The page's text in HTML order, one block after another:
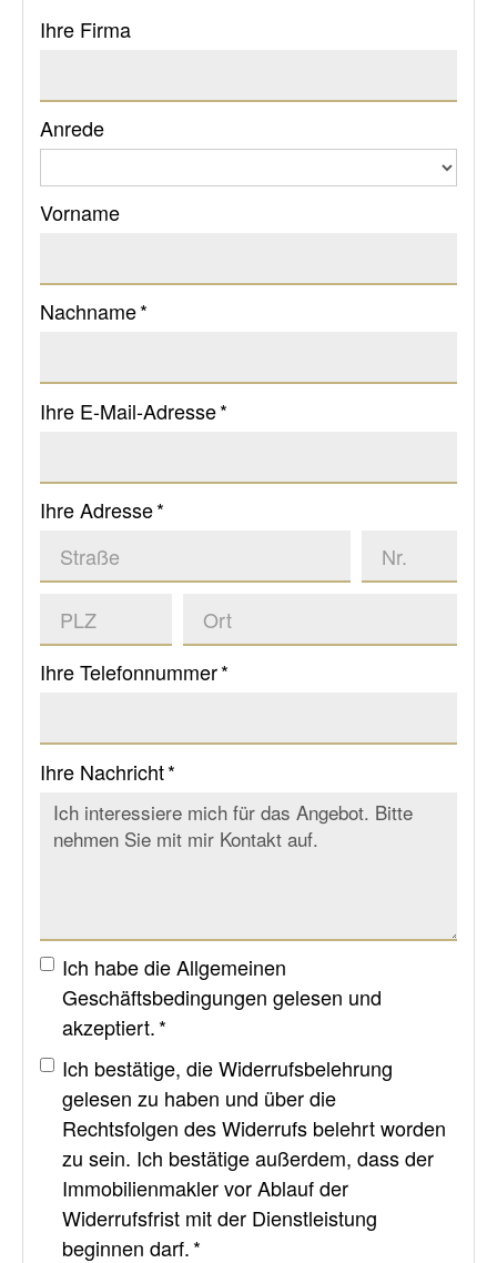
Ihre Firma
Anrede
Vorname
Nachname *
Ihre E-Mail-Adresse *
Ihre Adresse *
Ihre Telefonnummer *
Ihre Nachricht *
Ich habe dieAllgemeinen
Geschäftsbedingungen gelesen und
akzeptiert. *
Ich bestätige, dieWiderrufsbelehrung
gelesen zu haben und über die
Rechtsfolgen des Widerrufs belehrt worden
zu sein. Ich bestätige außerdem, dass der
Immobilienmakler vor Ablauf der
Widerrufsfrist mit der Dienstleistung
beginnen darf. *